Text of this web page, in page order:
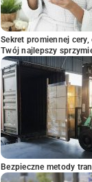
Sekret promiennej
Twój najlepszy
Bezpieczne metody